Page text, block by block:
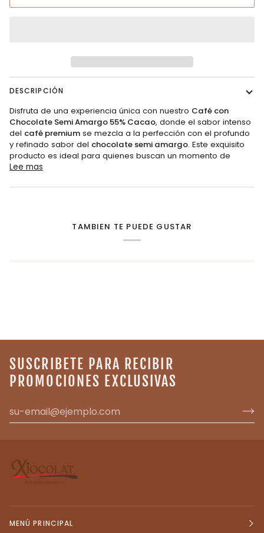
DESCRIPCIÓN
Disfruta de una experiencia única con nuestro Café con
Chocolate Semi Amargo 55% Cacao, donde el sabor intenso
del café premium se mezcla a la perfección con el profundo
y refinado sabor del chocolate semi amargo. Este exquisito
producto es ideal para quienes buscan un momento de
Lee mas
TAMBIEN TE PUEDE GUSTAR
SUSCRIBETE PARA RECIBIR
PROMOCIONES EXCLUSIVAS
MENÚ PRINCIPAL